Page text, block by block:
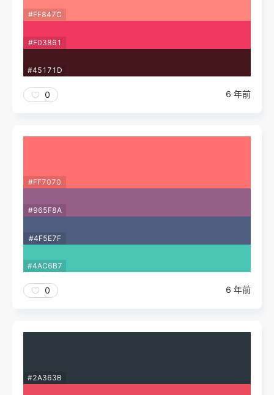
#FF847C
#F03861
#45171D
0 6 年前
#FF7070
#965F8A
#4F5E7F
#4AC6B7
0 6 年前
#2A363B